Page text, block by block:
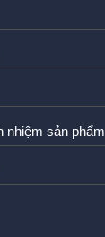
nhiệm sản phẩm